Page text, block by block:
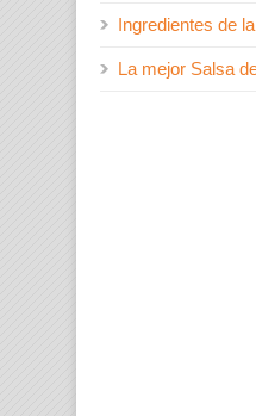
Ingredientes de
La mejor Salsa